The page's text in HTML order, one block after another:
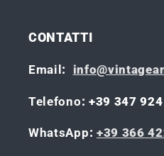
CONTATTI
Email:
Telefono: +39 347
WhatsApp: +39 366